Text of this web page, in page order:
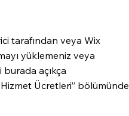
tarafından veya Wix
yüklemeniz veya
açıkça
Ücretleri” bölümünde